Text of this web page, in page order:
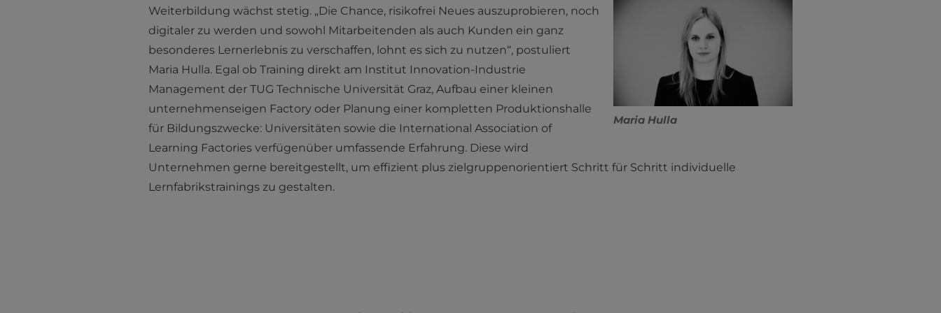
Maria Hulla
Weiterbildung wächst stetig. „Die Chance, risikofrei Neues auszuprobieren, noch
digitaler zu werden und sowohl Mitarbeitenden als auch Kunden ein ganz
besonderes Lernerlebnis zu verschaffen, lohnt es sich zu nutzen“, postuliert
Maria Hulla. Egal ob Training direkt am Institut Innovation-Industrie
Management der TUG Technische Universität Graz, Aufbau einer kleinen
unternehmenseigen Factory oder Planung einer kompletten Produktionshalle
für Bildungszwecke: Universitäten sowie die International Association of
Learning Factories verfügenüber umfassende Erfahrung. Diese wird
Unternehmen gerne bereitgestellt, um effizient plus zielgruppenorientiert Schritt für Schritt individuelle
Lernfabrikstrainings zu gestalten.